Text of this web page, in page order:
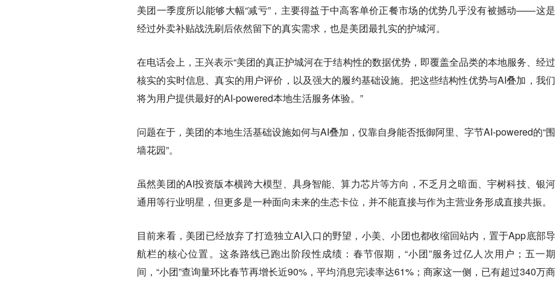
美团一季度所以能够大幅“减亏”，主要得益于中高客单价正餐市场的优势几乎没有被撼动——这是
经过外卖补贴战洗刷后依然留下的真实需求，也是美团最扎实的护城河。
在电话会上，王兴表示“美团的真正护城河在于结构性的数据优势，即覆盖全品类的本地服务、经过
核实的实时信息、真实的用户评价，以及强大的履约基础设施。把这些结构性优势与AI叠加，我们
将为用户提供最好的AI-powered本地生活服务体验。”
问题在于，美团的本地生活基础设施如何与AI叠加，仅靠自身能否抵御阿里、字节AI-powered的“围
墙花园”。
虽然美团的AI投资版本横跨大模型、具身智能、算力芯片等方向，不乏月之暗面、宇树科技、银河
通用等行业明星，但更多是一种面向未来的生态卡位，并不能直接与作为主营业务形成直接共振。
目前来看，美团已经放弃了打造独立AI入口的野望，小美、小团也都收缩回站内，置于App底部导
航栏的核心位置。这条路线已跑出阶段性成绩：春节假期，“小团”服务过亿人次用户；五一期
间，“小团”查询量环比春节再增长近90%，平均消息完读率达61%；商家这一侧，已有超过340万商